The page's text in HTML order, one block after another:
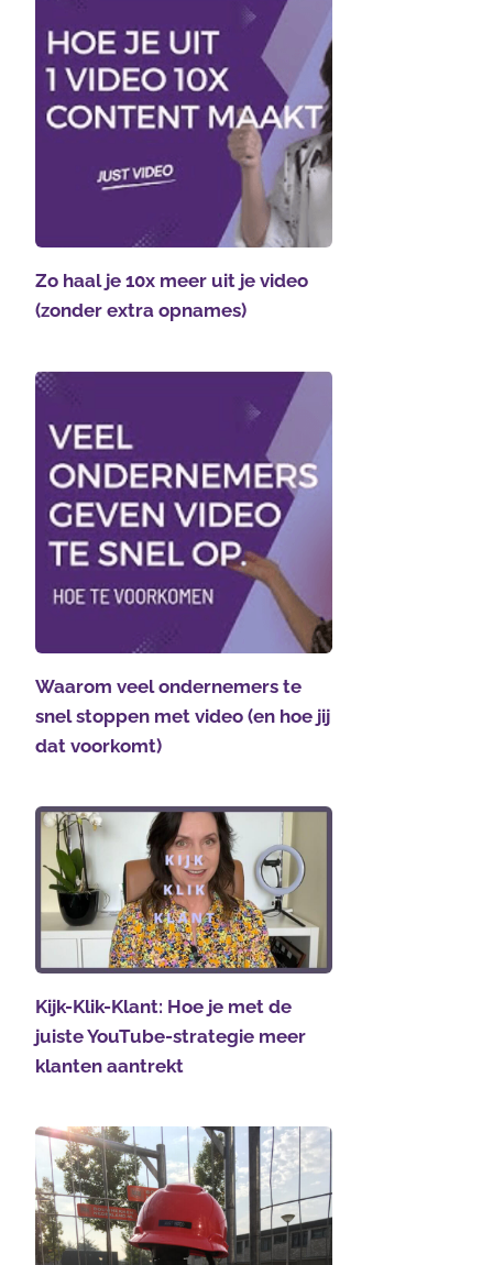
Zo haal je 10x meer uit je video
(zonder extra opnames)
Waarom veel ondernemers te
snel stoppen met video (en hoe jij
dat voorkomt)
Kijk-Klik-Klant: Hoe je met de
juiste YouTube-strategie meer
klanten aantrekt